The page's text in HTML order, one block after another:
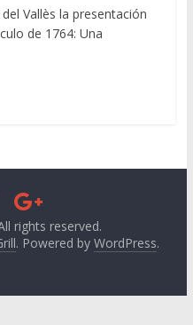
Vallès la presentación
de 1764: Una
rights reserved.
. Powered by WordPress.